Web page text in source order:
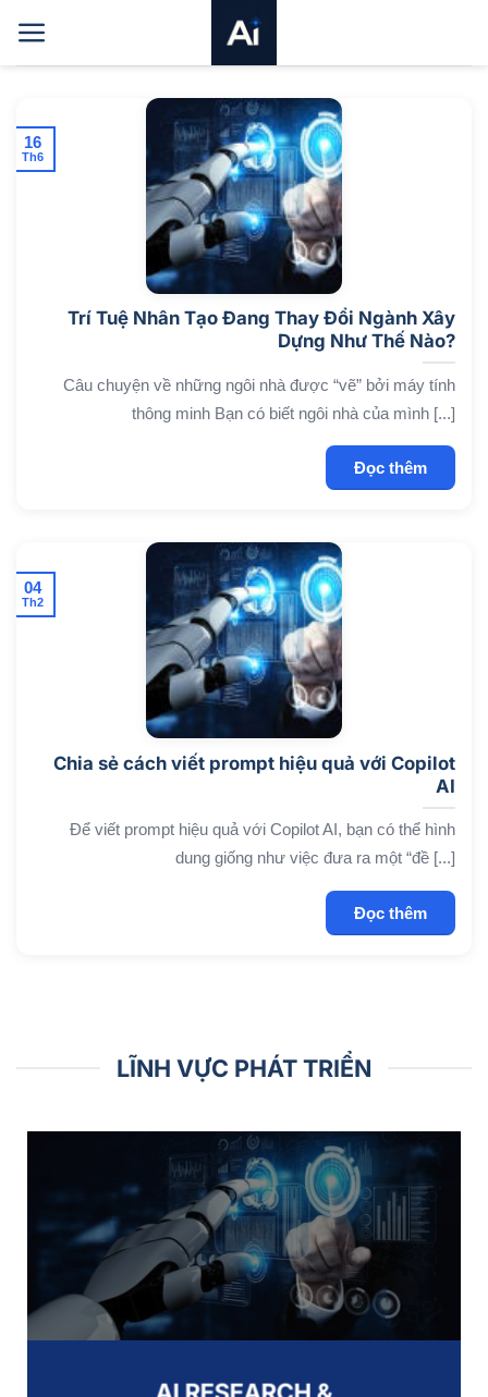
qua
nội
Trí Tuệ Nhân Tạo Đang Thay Đổi Ngành Xây
Dựng Như Thế Nào?
Câu chuyện về những ngôi nhà được “vẽ” bởi máy tính
thông minh Bạn có biết ngôi nhà của mình [...]
Đọc thêm
16
Th6
Chia sẻ cách viết prompt hiệu quả với Copilot
AI
Để viết prompt hiệu quả với Copilot AI, bạn có thể hình
dung giống như việc đưa ra một “đề [...]
Đọc thêm
04
Th2
LĨNH VỰC PHÁT TRIỂN